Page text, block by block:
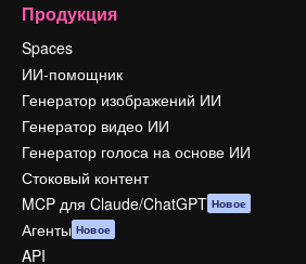
Продукция
Spaces
ИИ-помощник
Генератор изображений ИИ
Генератор видео ИИ
Генератор голоса на основе ИИ
Стоковый контент
MCP для Claude/ChatGPT Новое
Агенты Новое
API